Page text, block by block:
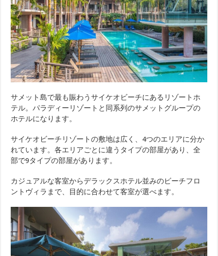
サメット島で最も賑わうサイケオビーチにあるリゾートホ
テル。パラディーリゾートと同系列のサメットグループの
ホテルになります。
サイケオビーチリゾートの敷地は広く、4つのエリアに分か
れています。各エリアごとに違うタイプの部屋があり、全
部で9タイプの部屋があります。
カジュアルな客室からデラックスホテル並みのビーチフロ
ントヴィラまで、目的に合わせて客室が選べます。